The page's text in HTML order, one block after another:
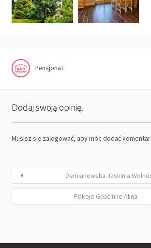
Pensjonat
Dodaj swoją opinię.
Musisz się zalogować, aby móc dodać
Demianowska Jaskinia
Pokoje Gościnne Alina